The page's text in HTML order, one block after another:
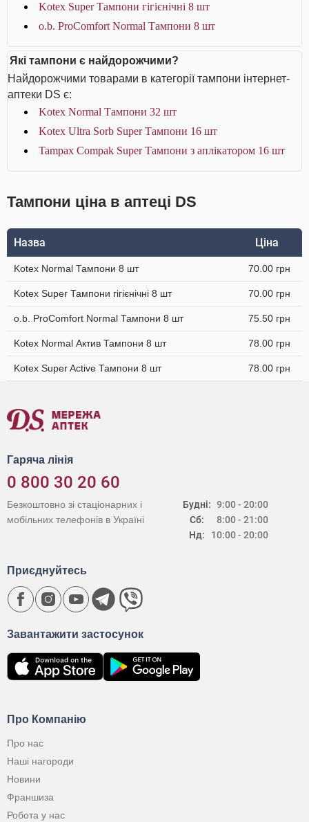
Kotex Super Тампони гігієнічні 8 шт
o.b. ProComfort Normal Тампони 8 шт
Які тампони є найдорожчими?
Найдорожчими товарами в категорії тампони інтернет-
аптеки DS є:
Kotex Normal Тампони 32 шт
Kotex Ultra Sorb Super Тампони 16 шт
Tampax Compak Super Тампони з аплікатором 16 шт
Тампони ціна в аптеці DS
Назва Ціна
Kotex Normal Тампони 8 шт 70.00 грн
Kotex Super Тампони гігієнічні 8 шт 70.00 грн
o.b. ProComfort Normal Тампони 8 шт 75.50 грн
Kotex Normal Актив Тампони 8 шт 78.00 грн
Kotex Super Active Тампони 8 шт 78.00 грн
Гаряча лінія
0 800 30 20 60
Будні:
Сб:
Нд:
9:00 - 20:00
8:00 - 21:00
10:00 - 20:00
Безкоштовно зі стаціонарних і
мобільних телефонів в Україні
Про Компанію
Про нас
Наші нагороди
Новини
Франшиза
Робота у нас
Завантажити застосунок
Приєднуйтесь